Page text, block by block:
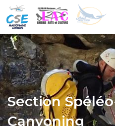
Section
Canyoning